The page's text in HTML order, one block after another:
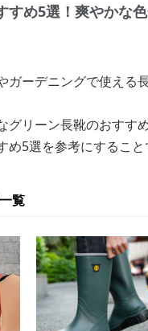
すめ5選！爽やかな
ガーデニングで使える
グリーン長靴のおすす
め5選を参考にするこ
覧